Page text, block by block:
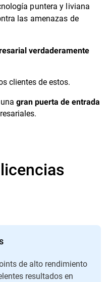
puntera y liviana
las amenazas de
verdaderamente
clientes de estos.
gran puerta de entrada
de alto rendimiento
resultados en